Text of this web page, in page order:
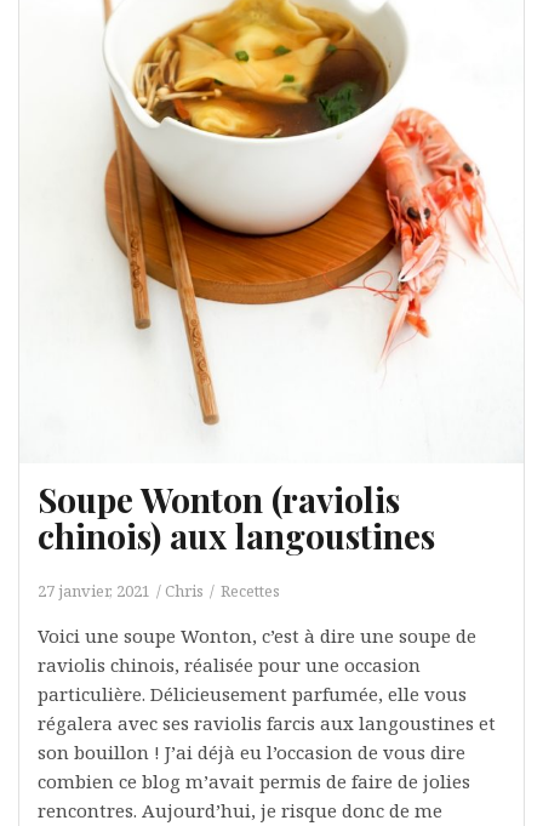
Soupe Wonton (raviolis
chinois) aux langoustines
27 janvier, 2021 Chris Recettes
Voici une soupe Wonton, c’est à dire une soupe de
raviolis chinois, réalisée pour une occasion
particulière. Délicieusement parfumée, elle vous
régalera avec ses raviolis farcis aux langoustines et
son bouillon ! J’ai déjà eu l’occasion de vous dire
combien ce blog m’avait permis de faire de jolies
rencontres. Aujourd’hui, je risque donc de me